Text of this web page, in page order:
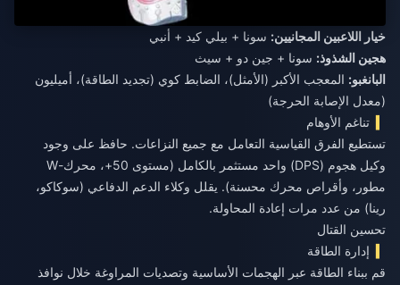
خيار اللاعبين المجانيين: سونا + بيلي كيد + أنبي
هجين الشذوذ: سونا + جين دو + سيث
البانغبو: المعجب الأكبر (الأمثل)، الضابط كوي (تجديد الطاقة)، أميليون
(معدل الإصابة الحرجة)
تناغم الأوهام
تستطيع الفرق القياسية التعامل مع جميع النزاعات. حافظ على وجود
وكيل هجوم (DPS) واحد مستثمر بالكامل (مستوى 50+، محرك-W
مطور، وأقراص محرك محسنة). يقلل وكلاء الدعم الدفاعي (سوكاكو،
رينا) من عدد مرات إعادة المحاولة.
تحسين القتال
إدارة الطاقة
قم ببناء الطاقة عبر الهجمات الأساسية وتصديات المراوغة خلال نوافذ